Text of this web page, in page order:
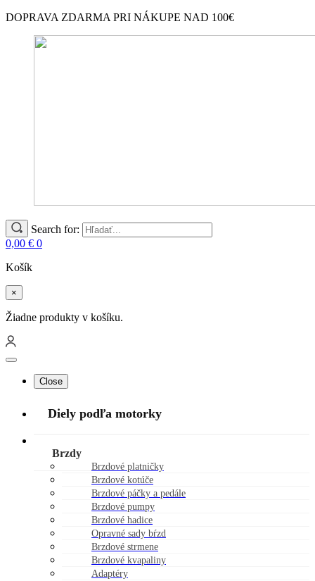
DOPRAVA ZDARMA PRI NÁKUPE NAD 100€
Search for:
0,00 € 0
Košík
×
Žiadne produkty v košíku.
Close
Diely podľa motorky
Brzdy
Brzdové platničky
Brzdové kotúče
Brzdové páčky a pedále
Brzdové pumpy
Brzdové hadice
Opravné sady bŕzd
Brzdové strmene
Brzdové kvapaliny
Adaptéry